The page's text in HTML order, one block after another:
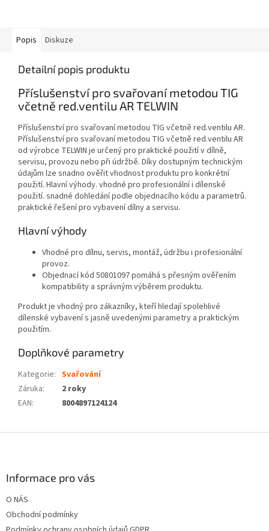
Popis Diskuze
Detailní popis produktu
Příslušenství pro svařovaní metodou TIG
včetně red.ventilu AR TELWIN
Příslušenství pro svařovaní metodou TIG včetně red.ventilu AR.
Příslušenství pro svařovaní metodou TIG včetně red.ventilu AR
od výrobce TELWIN je určený pro praktické použití v dílně,
servisu, provozu nebo při údržbě. Díky dostupným technickým
údajům lze snadno ověřit vhodnost produktu pro konkrétní
použití. Hlavní výhody. vhodné pro profesionální i dílenské
použití. snadné dohledání podle objednacího kódu a parametrů.
praktické řešení pro vybavení dílny a servisu.
Hlavní výhody
Vhodné pro dílnu, servis, montáž, údržbu i profesionální
provoz.
Objednací kód 50801097 pomáhá s přesným ověřením
kompatibility a správným výběrem produktu.
Produkt je vhodný pro zákazníky, kteří hledají spolehlivé
dílenské vybavení s jasně uvedenými parametry a praktickým
použitím.
Doplňkové parametry
Kategorie: Svařování
Záruka:
2 roky
EAN: 8004897124124
Informace pro vás
O NÁS
Obchodní podmínky